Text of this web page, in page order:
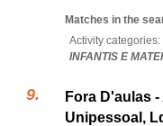
Matches in the
Activity categories:
INFANTIS E
Fora D'aulas
Unipessoal,